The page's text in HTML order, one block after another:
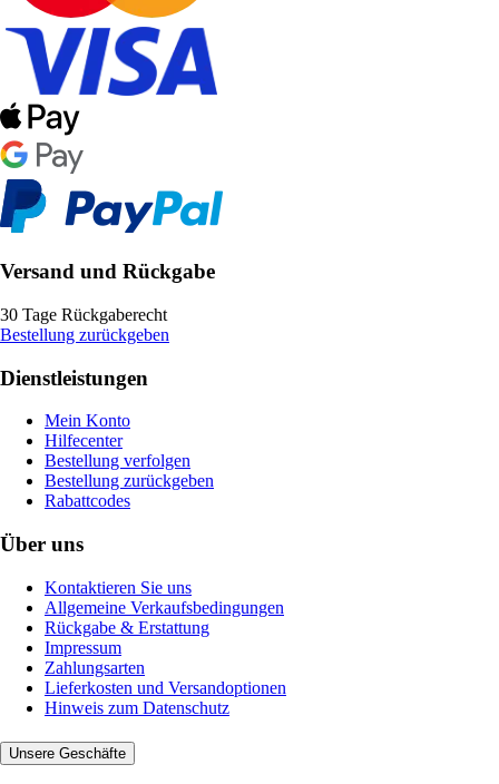
Versand und Rückgabe
30 Tage Rückgaberecht
Bestellung zurückgeben
Dienstleistungen
Mein Konto
Hilfecenter
Bestellung verfolgen
Bestellung zurückgeben
Rabattcodes
Über uns
Kontaktieren Sie uns
Allgemeine Verkaufsbedingungen
Rückgabe & Erstattung
Impressum
Zahlungsarten
Lieferkosten und Versandoptionen
Hinweis zum Datenschutz
Unsere Geschäfte